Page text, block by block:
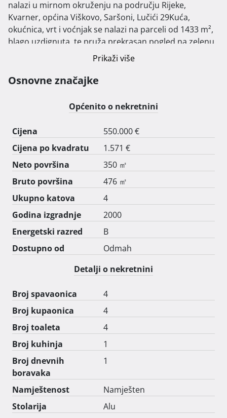
nalazi u mirnom okruženju na području Rijeke,
Kvarner, općina Viškovo, Saršoni, Lučići 29Kuća,
okućnica, vrt i voćnjak se nalazi na parceli od 1433 m²,
blago uzdignuta, te pruža prekrasan pogled na zelenu
okolicu, more i planine.
terasa. Sve ima vlasnički i posjedovni list na jednu
U suterenu 1 (iznad bazena 7x 3,5x1,5 m) nalazi se
ljetna kuhinja, wc sa kupatilom kao i šupa od cca 10 m².
U suterenu 2 je kotlovnica i ROH BAU prostor od cca 64
m² predviđen kao zaseban stan.
U prizemlju se nalazi prostrani dnevni boravak sa
šankom, kuhinja, ostava, blagovaona, spavaća soba,
kupaonica i dvije garaže.
Na katu se nalaze tri spavaće sobe, wc sa velikom
kupaonicom, pomoćna potkrovna prostorija i prostor
za fitness.
Grijanje je centralno na naftu i/ili drva. U kući su i tri
klima uređaja (grijanje i hlađenje) te jedna termo peć.
Udaljenost od mora je oko 6 kilometara zračne linije ili
Opatije je udaljeno oko 10 kilometara.
Prodajna cijena je zbog bolesti smanjena na 550.000,00
€.
Prikaži više
Osnovne značajke
Općenito o nekretnini
Cijena
550.000 €
Cijena po kvadratu
1.571 €
Neto površina
350 ㎡
Bruto površina
476 ㎡
Ukupno katova
4
Godina izgradnje
2000
Energetski razred
B
Dostupno od
Odmah
Detalji o nekretnini
Broj spavaonica
4
Broj kupaonica
4
Broj toaleta
4
Broj kuhinja
1
Broj dnevnih
boravaka
1
Namještenost
Namješten
Stolarija
Alu